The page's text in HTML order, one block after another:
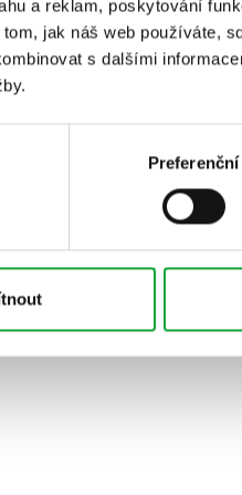
a reklam, poskytování
jak náš web používáte,
s dalšími
Preferenční